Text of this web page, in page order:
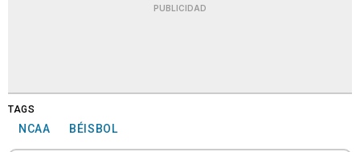
PUBLICIDAD
TAGS
NCAA BÉISBOL